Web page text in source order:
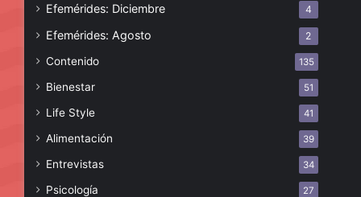
Efemérides: Diciembre 4
Efemérides: Agosto 2
Contenido 135
Bienestar 51
Life Style 41
Alimentación 39
Entrevistas 34
Psicología 27